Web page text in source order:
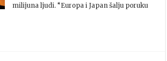
milijuna ljudi. “Europa i Japan šalju poruku